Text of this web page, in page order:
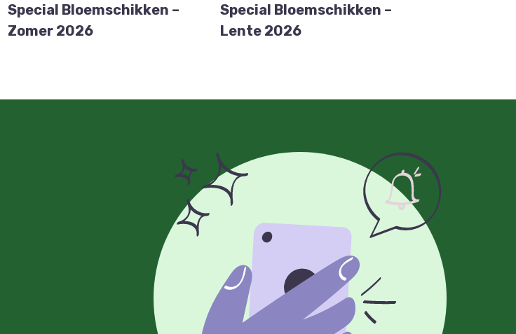
Special Bloemschikken –
Zomer 2026
Special Bloemschikken –
Lente 2026